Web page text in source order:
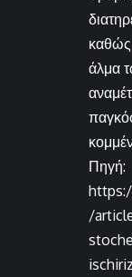
καθώς
άλμα
Πηγή:
/